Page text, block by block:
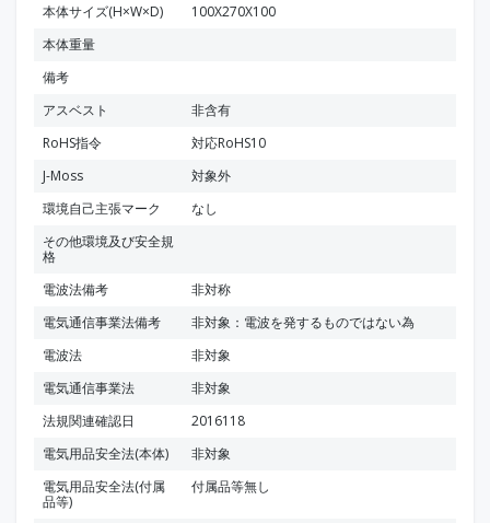
本体サイズ(H×W×D)
100X270X100
本体重量
備考
アスベスト
非含有
RoHS指令
対応RoHS10
J-Moss
対象外
環境自己主張マーク
なし
その他環境及び安全規
格
電波法備考
非対称
電気通信事業法備考
非対象：電波を発するものではない為
電波法
非対象
電気通信事業法
非対象
法規関連確認日
2016118
電気用品安全法(本体)
非対象
電気用品安全法(付属
品等)
付属品等無し